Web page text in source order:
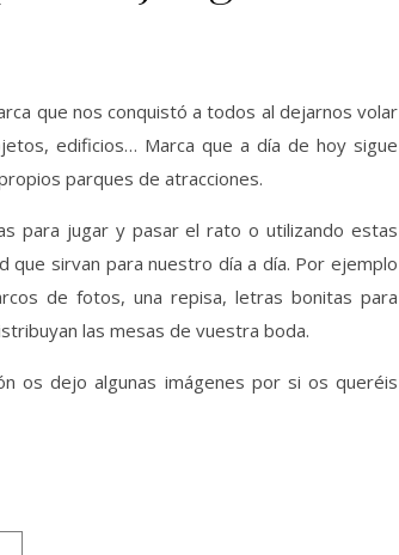
que nos conquistó a todos al dejarnos volar
edificios… Marca que a día de hoy sigue
parques de atracciones.
para jugar y pasar el rato o utilizando estas
que sirvan para nuestro día a día. Por ejemplo
de fotos, una repisa, letras bonitas para
las mesas de vuestra boda.
os dejo algunas imágenes por si os queréis